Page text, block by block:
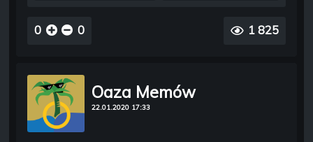
0 0 1 825
Oaza Memów
22.01.2020 17:33